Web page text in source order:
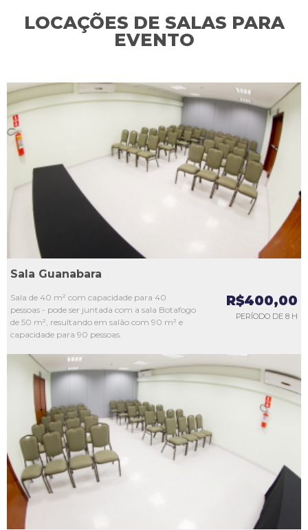
LOCAÇÕES DE SALAS PARA
EVENTO
L4
L5
Sala Guanabara
Sala de 40 m² com capacidade para 40
pessoas - pode ser juntada com a sala Botafogo
de 50 m², resultando em salão com 90 m² e
capacidade para 90 pessoas.
R$400,00
PERÍODO DE 8 H
L1
L2
L3
L4